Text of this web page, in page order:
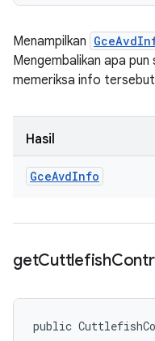
Menampilkan
Mengembalikan apa
memeriksa info
Hasil
GceAvdInfo
getCuttlefish
public